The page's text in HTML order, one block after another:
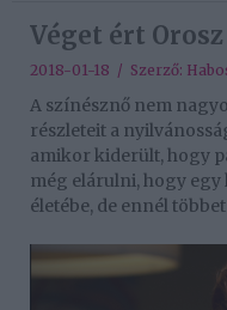
Véget ért
2018-01-18 / Szerző:
A színésznő nem
részleteit a
amikor kiderült, hogy
még elárulni, hogy egy
életébe, de ennél